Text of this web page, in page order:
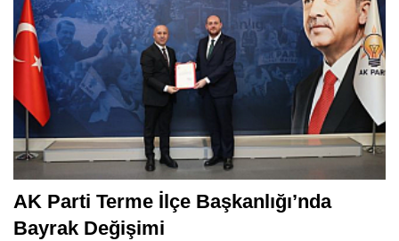
AK Parti Terme İlçe Başkanlığı’nda
Bayrak Değişimi